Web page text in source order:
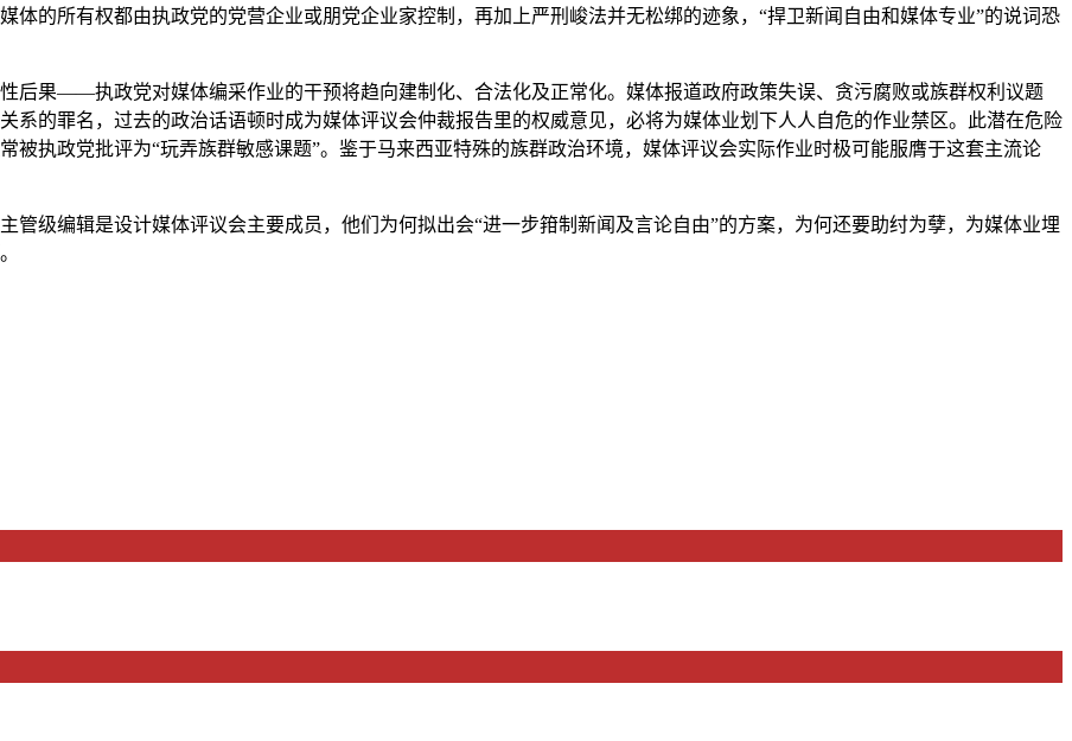
体的所有权都由执政党的党营企业或朋党企业家控制，再加上严刑峻法并无松绑的迹象，“捍卫新闻自由和媒体专业”的说词恐
后果――执政党对媒体编采作业的干预将趋向建制化、合法化及正常化。媒体报道政府政策失误、贪污腐败或族群权利议题
系的罪名，过去的政治话语顿时成为媒体评议会仲裁报告里的权威意见，必将为媒体业划下人人自危的作业禁区。此潜在危险
被执政党批评为“玩弄族群敏感课题”。鉴于马来西亚特殊的族群政治环境，媒体评议会实际作业时极可能服膺于这套主流论
管级编辑是设计媒体评议会主要成员，他们为何拟出会“进一步箝制新闻及言论自由”的方案，为何还要助纣为孽，为媒体业埋